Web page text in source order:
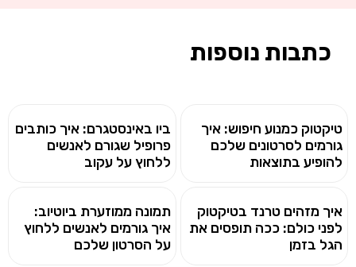
כתבות נוספות
טיקטוק כמנוע חיפוש: איך
גורמים לסרטונים שלכם
להופיע בתוצאות
ביו באינסטגרם: איך כותבים
פרופיל שגורם לאנשים
ללחוץ על עקוב
איך מזהים טרנד בטיקטוק
לפני כולם: ככה תופסים את
הגל בזמן
תמונה ממוזערת ביוטיוב:
איך גורמים לאנשים ללחוץ
על הסרטון שלכם